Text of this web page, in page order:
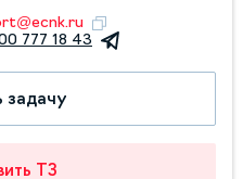
777 18 43
задачу
ТЗ